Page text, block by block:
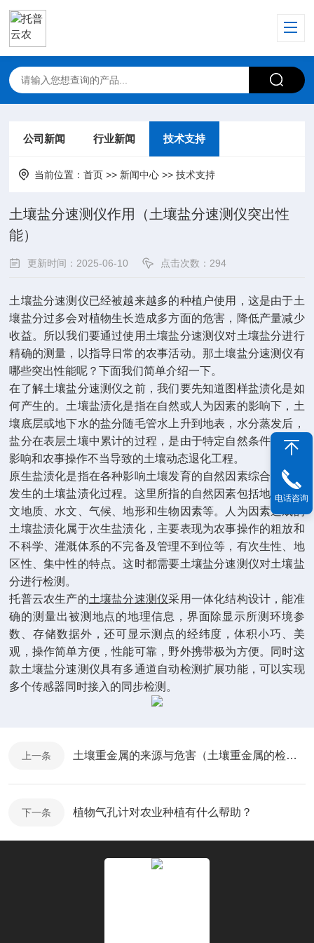
公司新闻 行业新闻 技术支持
当前位置：首页 >> 新闻中心 >>技术支持
土壤盐分速测仪作用（土壤盐分速测仪突出性
能）
更新时间：2025-06-10 点击次数：294
土壤盐分速测仪已经被越来越多的种植户使用，这是由于土
壤盐分过多会对植物生长造成多方面的危害，降低产量减少
收益。所以我们要通过使用土壤盐分速测仪对土壤盐分进行
精确的测量，以指导日常的农事活动。那土壤盐分速测仪有
哪些突出性能呢？下面我们简单介绍一下。
在了解土壤盐分速测仪之前，我们要先知道图样盐渍化是如
何产生的。土壤盐渍化是指在自然或人为因素的影响下，土
壤底层或地下水的盐分随毛管水上升到地表，水分蒸发后，
盐分在表层土壤中累计的过程，是由于特定自然条件的综合
影响和农事操作不当导致的土壤动态退化工程。
原生盐渍化是指在各种影响土壤发育的自然因素综合影响下
发生的土壤盐渍化过程。这里所指的自然因素包括地质、水
文地质、水文、气候、地形和生物因素等。人为因素造成的
土壤盐渍化属于次生盐渍化，主要表现为农事操作的粗放和
不科学、灌溉体系的不完备及管理不到位等，有次生性、地
区性、集中性的特点。这时都需要土壤盐分速测仪对土壤盐
分进行检测。
托普云农生产的土壤盐分速测仪采用一体化结构设计，能准
确的测量出被测地点的地理信息，界面除显示所测环境参
数、存储数据外，还可显示测点的经纬度，体积小巧、美
观，操作简单方便，性能可靠，野外携带极为方便。同时这
款土壤盐分速测仪具有多通道自动检测扩展功能，可以实现
多个传感器同时接入的同步检测。
上一条 土壤重金属的来源与危害（土壤重金属的检测方法）
下一条 植物气孔计对农业种植有什么帮助？
电话咨询